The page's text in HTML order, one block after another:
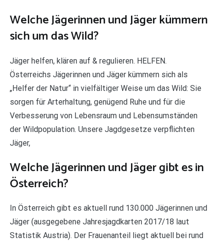
Welche Jägerinnen und Jäger kümmern
sich um das Wild?
Jäger helfen, klären auf & regulieren. HELFEN.
Österreichs Jägerinnen und Jäger kümmern sich als
„Helfer der Natur“ in vielfältiger Weise um das Wild: Sie
sorgen für Arterhaltung, genügend Ruhe und für die
Verbesserung von Lebensraum und Lebensumständen
der Wildpopulation. Unsere Jagdgesetze verpflichten
Jäger,
Welche Jägerinnen und Jäger gibt es in
Österreich?
In Österreich gibt es aktuell rund 130.000 Jägerinnen und
Jäger (ausgegebene Jahresjagdkarten 2017/18 laut
Statistik Austria). Der Frauenanteil liegt aktuell bei rund